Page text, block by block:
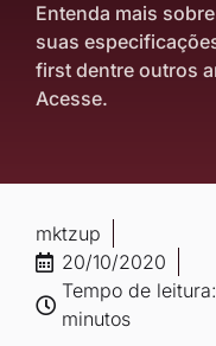
Entenda mais
suas
first dentre outros
Acesse.
mktzup
20/10/2020
Tempo de
minutos